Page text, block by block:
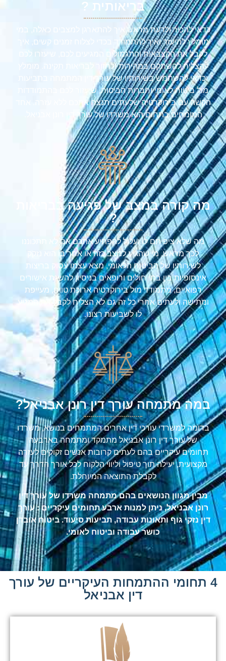
בריאותית ?
כדאי להכיר ולדעת מראש איך להתארגן למצבים כאלה, במי
מומלץ להיעזר ואיך להתמודד בכדי לצלוח זמנים קשים, איך
לקבל את הקצבאות והתגמולים המגיעים לכם, שיעזרו לכם
להצליח להשתקם במהירות ולחזור לבריאות תקינה. מומלץ
וכדאי להשתמש בשירותיו של עורך דין המתמחה בתביעות
מול ביטוח לאומי וחברות הביטוח, שיעזור לכם בהתמודדות
הקשה עם בירוקרטיה שלעתים תנצח אתכם ללא עזרה. אחד
המומחים בתחום הוא משרדו של עורך דין רונן אבניאל.
מה קורה במצב של פגיעה בבריאות
?
מה שלא ציפיתם לו ועלול להפתיע אתכם אם לא תתכוננו
לכך מראש, מי שהגיע למצב כזה או אחר בו הוא נזקק
לשירותיו של הביטוח הלאומי, מצא עצמו עסוק בריצות
אינסופיות בין בתי חולים ורופאים בניסיון להשגת אישורים
רפואיים, מתמודד מול בירוקרטיה ארוכת טווח, מעייפת
ומתישה ולעתים אחרי כל זה גם לא הצליח לקבל את המגיע
לו לשביעות רצונו.
במה מתמחה עורך דין רונן אבניאל?
בדומה למשרדי עורכי דין אחרים המתמחים בנושא, משרדו
של עורך דין רונן אבניאל מתמקד ומתמחה בארבעה
תחומים עיקריים בהם לעתים קרובות אנשים זקוקים לעזרה
מקצועית, יעילה תוך טיפול וליווי הלקוח לכל אורך הדרך עד
לקבלת התוצאה המיוחלת.
מבין מגוון הנושאים בהם מתמחה משרדו של עורך דין
רונן אבניאל, ניתן למנות ארבע תחומים עיקריים : עורך
דין נזקי גוף ותאונות עבודה, תביעות סיעוד. ביטוח אובדן
כושר עבודה וביטוח לאומי.
4 תחומי ההתמחות העיקריים של עורך
דין אבניאל